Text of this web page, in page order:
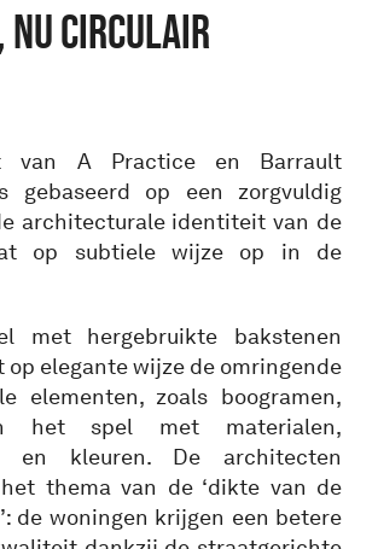
NU CIRCULAIR
van A Practice en Barrault
gebaseerd op een zorgvuldig
architecturale identiteit van de
op subtiele wijze op in de
met hergebruikte bakstenen
elegante wijze de omringende
elementen, zoals boogramen,
het spel met materialen,
en kleuren. De architecten
thema van de ‘dikte van de
de woningen krijgen een betere